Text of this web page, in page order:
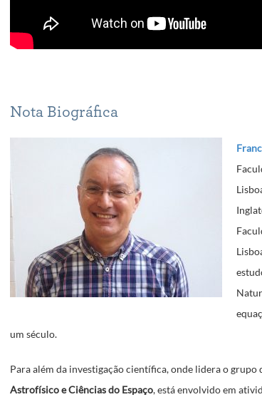
Nota Biográfica
um século.
Para além da investigação científica, onde lidera o grupo
Astrofísico e Ciências do Espaço, está envolvido em